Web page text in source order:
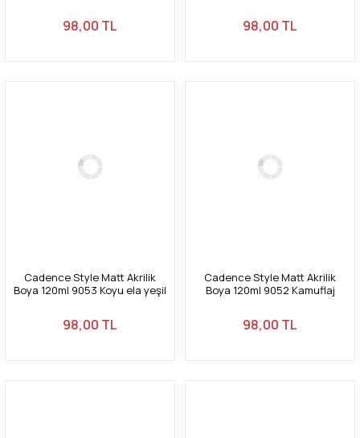
98,00 TL 98,00 TL
Cadence Style Matt Akrilik
Boya 120ml 9053 Koyu ela yeşil
98,00 TL
Cadence Style Matt Akrilik
Boya 120ml 9052 Kamuflaj
98,00 TL